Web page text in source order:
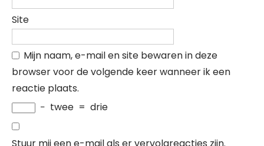
Site
Mijn naam, e-mail en site bewaren in deze
browser voor de volgende keer wanneer ik een
reactie plaats.
− twee = drie